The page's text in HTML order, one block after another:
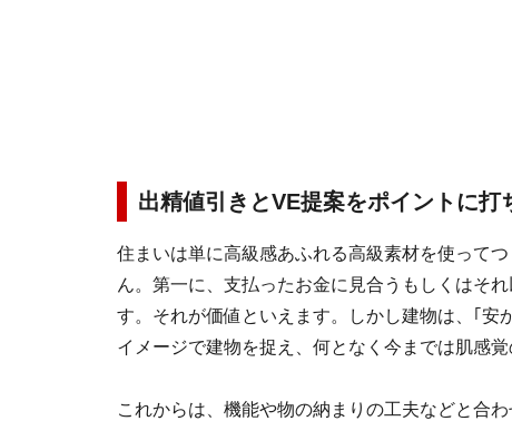
出精値引きとVE提案をポイントに打
住まいは単に高級感あふれる高級素材を使って
ん。第一に、支払ったお金に見合うもしくはそ
す。それが価値といえます。しかし建物は、｢安
イメージで建物を捉え、何となく今までは肌感
これからは、機能や物の納まりの工夫などと合